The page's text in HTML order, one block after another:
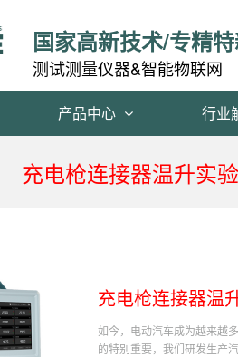
国家高新技术/专精
测试测量仪器&智能物联网
产品中心 行业
充电枪连接器温升实
充电枪连接器温
如今，电动汽车成为越来越
的特别重要，我们研发生产